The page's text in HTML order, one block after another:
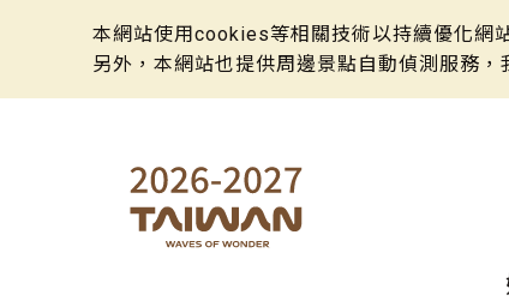
本網站使用cookies等相關技術以持續優化網
另外，本網站也提供周邊景點自動偵測服務